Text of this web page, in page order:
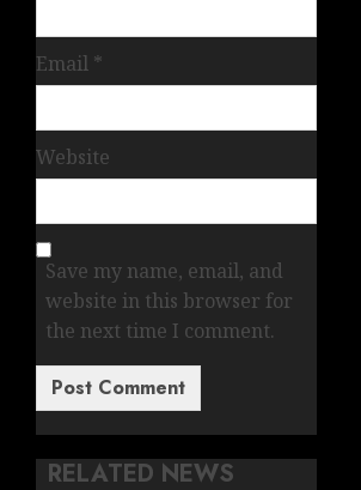
Email *
Website
Save my name, email, and
website in this browser for
the next time I comment.
RELATED NEWS